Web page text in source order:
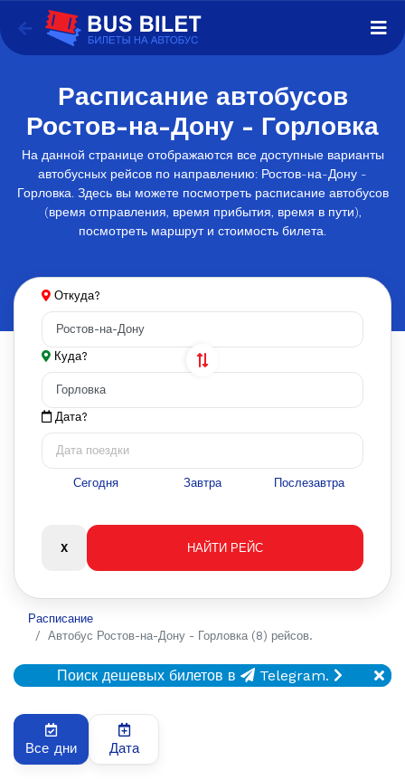
Расписание автобусов
Ростов-на-Дону - Горловка
На данной странице отображаются все доступные варианты
автобусных рейсов по направлению: Ростов-на-Дону -
Горловка. Здесь вы можете посмотреть расписание автобусов
(время отправления, время прибытия, время в пути),
посмотреть маршрут и стоимость билета.
Откуда?
Куда?
Дата?
Сегодня Завтра Послезавтра
Расписание
Автобус Ростов-на-Дону - Горловка (8) рейсов.
Поиск дешевых билетов в Telegram.
Все дни Дата